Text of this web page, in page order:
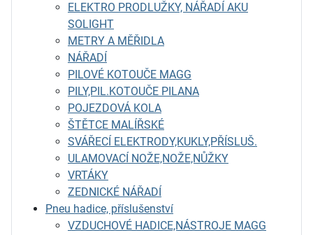
ELEKTRO PRODLUŽKY, NÁŘADÍ AKU
SOLIGHT
METRY A MĚŘIDLA
NÁŘADÍ
PILOVÉ KOTOUČE MAGG
PILY,PIL.KOTOUČE PILANA
POJEZDOVÁ KOLA
ŠTĚTCE MALÍŘSKÉ
SVÁŘECÍ ELEKTRODY,KUKLY,PŘÍSLUŠ.
ULAMOVACÍ NOŽE,NOŽE,NŮŽKY
VRTÁKY
ZEDNICKÉ NÁŘADÍ
Pneu hadice, příslušenství
VZDUCHOVÉ HADICE,NÁSTROJE MAGG